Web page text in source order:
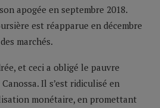
apogée en septembre 2018.
est réapparue en décembre
marchés.
et ceci a obligé le pauvre
Il s’est ridiculisé en
monétaire, en promettant